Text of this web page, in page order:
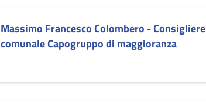
Massimo Francesco Colombero - Consigliere
comunale Capogruppo di maggioranza